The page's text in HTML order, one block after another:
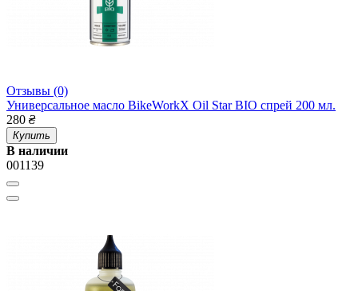
Отзывы (0)
Универсальное масло BikeWorkX Oil Star BIO спрей 200 мл.
280 ₴
Купить
В наличии
001139